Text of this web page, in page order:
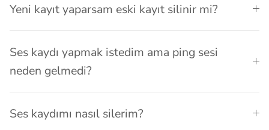
Yeni kayıt yaparsam eski kayıt silinir mi?
Ses kaydı yapmak istedim ama ping sesi
neden gelmedi?
Ses kaydımı nasıl silerim?